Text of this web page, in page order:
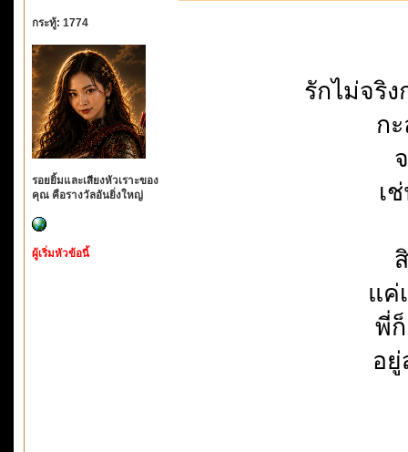
กระทู้: 1774
รอยยิ้มและเสียงหัวเราะของ
คุณ คือรางวัลอันยิ่งใหญ่
ผู้เริ่มหัวข้อนี้
รักไม่จริ
ก
เ
แค่
พี่
อยู่